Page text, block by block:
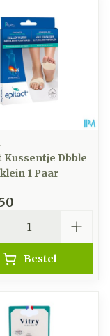
Kussentje Dbble
1 Paar
Bestel